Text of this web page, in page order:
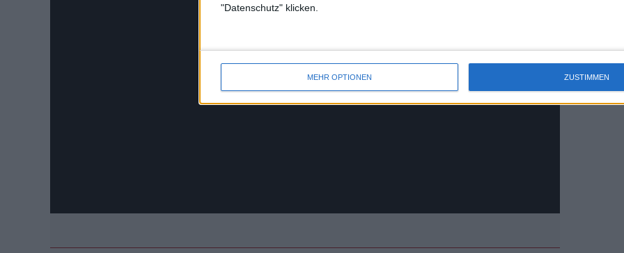
"Datenschutz" klicken.
MEHR OPTIONEN ZUSTIMMEN